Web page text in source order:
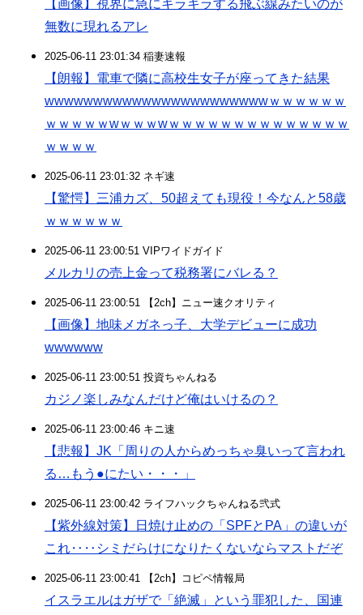
【画像】視界に急にキラキラする飛ぶ線みたいのが
無数に現れるアレ
2025-06-11 23:01:34 稲妻速報
【朗報】電車で隣に高校生女子が座ってきた結果
wwwwwwwwwwwwwwwwwwwwwwwｗｗｗｗｗｗ
ｗｗｗｗｗwｗｗｗwｗｗｗｗｗｗｗｗｗｗｗｗｗｗ
ｗｗｗｗ
2025-06-11 23:01:32 ネギ速
【驚愕】三浦カズ、50超えても現役！今なんと58歳
ｗｗｗｗｗｗ
2025-06-11 23:00:51 VIPワイドガイド
メルカリの売上金って税務署にバレる？
2025-06-11 23:00:51 【2ch】ニュー速クオリティ
【画像】地味メガネっ子、大学デビューに成功
wwwwww
2025-06-11 23:00:51 投資ちゃんねる
カジノ楽しみなんだけど俺はいけるの？
2025-06-11 23:00:46 キニ速
【悲報】JK「周りの人からめっちゃ臭いって言われ
る…もう●にたい・・・」
2025-06-11 23:00:42 ライフハックちゃんねる弐式
【紫外線対策】日焼け止めの「SPFとPA」の違いが
これ‥‥シミだらけになりたくないならマストだぞ
2025-06-11 23:00:41 【2ch】コピペ情報局
イスラエルはガザで「絶滅」という罪犯した、国連